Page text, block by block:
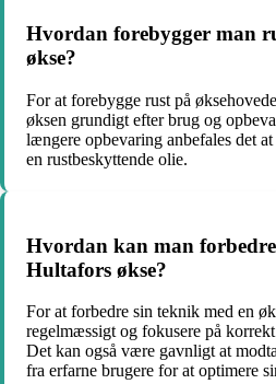
Hvordan forebygger man
økse?
For at forebygge rust på
øksen grundigt efter brug og
længere opbevaring anbefales det
en rustbeskyttende olie.
Hvordan kan man
Hultafors økse?
For at forbedre sin teknik med en
regelmæssigt og fokusere på
Det kan også være gavnligt at
fra erfarne brugere for at optimere